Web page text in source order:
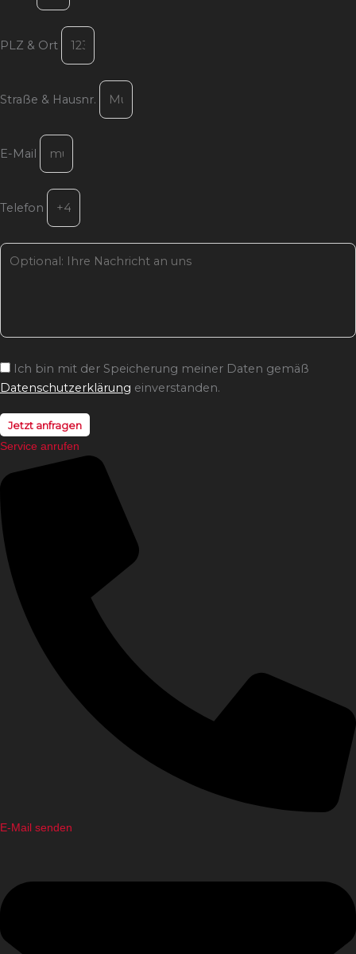
PLZ & Ort
Straße & Hausnr.
E-Mail
Telefon
Ich bin mit der Speicherung meiner Daten gemäß
Datenschutzerklärung einverstanden.
Jetzt anfragen
Service anrufen
E-Mail senden